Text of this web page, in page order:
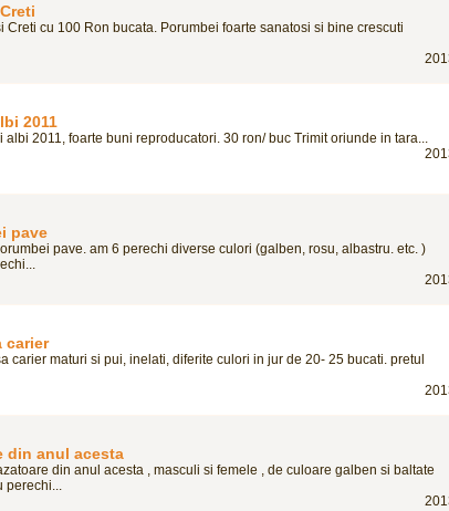
Creti cu 100 Ron bucata. Porumbei foarte sanatosi si bine crescuti
2011
2011, foarte buni reproducatori. 30 ron/ buc Trimit oriunde in tara...
pave
pave. am 6 perechi diverse culori (galben, rosu, albastru. etc. )
carier
carier maturi si pui, inelati, diferite culori in jur de 20- 25 bucati. pretul
din anul acesta
din anul acesta , masculi si femele , de culoare galben si baltate